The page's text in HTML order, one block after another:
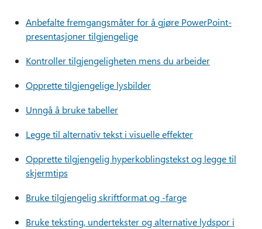
Anbefalte fremgangsmåter for å gjøre PowerPoint-
presentasjoner tilgjengelige
Kontroller tilgjengeligheten mens du arbeider
Opprette tilgjengelige lysbilder
Unngå å bruke tabeller
Legge til alternativ tekst i visuelle effekter
Opprette tilgjengelig hyperkoblingstekst og legge til
skjermtips
Bruke tilgjengelig skriftformat og -farge
Bruke teksting, undertekster og alternative lydspor i